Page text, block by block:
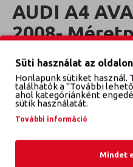
AUDI A4
2008-
Évjárat: 2008-2015
VÉLEMÉNYEK
Süti használat az oldalon
Honlapunk sütiket használ.
találhatók a "További
ahol kategóriánként
sütik használatát.
További információ
Mindet